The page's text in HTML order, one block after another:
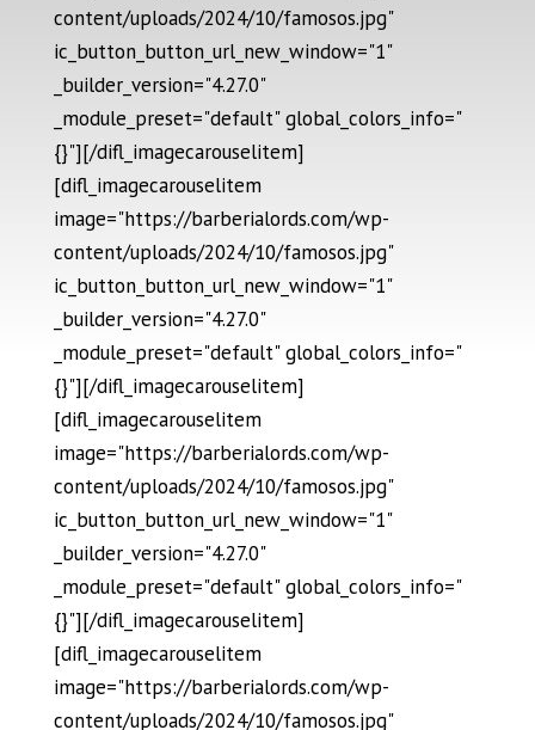
content/uploads/2024/10/famosos.jpg"
ic_button_button_url_new_window="1"
_builder_version="4.27.0"
_module_preset="default" global_colors_info="
{}"][/difl_imagecarouselitem]
[difl_imagecarouselitem
image="https://barberialords.com/wp-
content/uploads/2024/10/famosos.jpg"
ic_button_button_url_new_window="1"
_builder_version="4.27.0"
_module_preset="default" global_colors_info="
{}"][/difl_imagecarouselitem]
[difl_imagecarouselitem
image="https://barberialords.com/wp-
content/uploads/2024/10/famosos.jpg"
ic_button_button_url_new_window="1"
_builder_version="4.27.0"
_module_preset="default" global_colors_info="
{}"][/difl_imagecarouselitem]
[difl_imagecarouselitem
image="https://barberialords.com/wp-
content/uploads/2024/10/famosos.jpg"